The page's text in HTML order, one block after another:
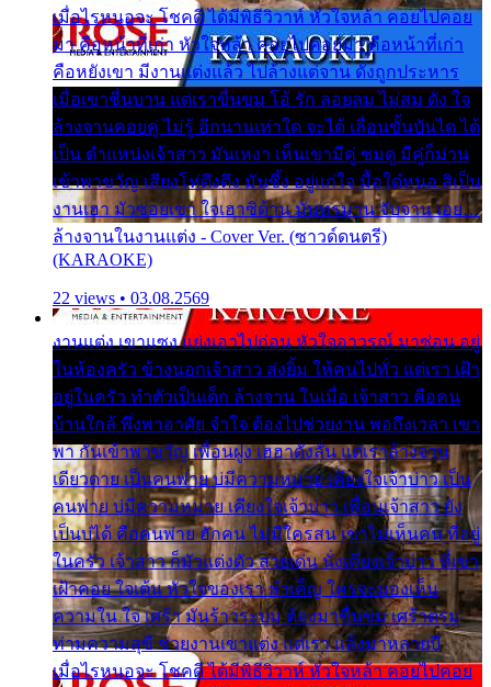
เมื่อไรหนอจะ โชคดี ได้มีพิธีวิวาห์ หัวใจหล้า คอยไปคอย
มา คือหน้าที่เก่า หัวใจหล้า คอยไปคอยมา คือหน้าที่เก่า
คือหยังเขา มีงานแต่งแล้ว ไปล้างแต่จาน ดั่งถูกประหาร
เมื่อเขาชื่นบาน แต่เราขื่นขม โอ้ รัก ลอยลม ไม่สม ดัง ใจ
ล้างจานคอยคู่ ไม่รู้ อีกนานเท่าใด จะได้ เลื่อนขั้นบันได ได้
เป็น ตำแหน่งเจ้าสาว มันเหงา เห็นเขามีคู่ ซมดู มีคู่ก็ม่วน
เข้าพาขวัญ เสียงโห่ตึงตึง มันซึ้ง อยู่แก่ใจ มื้อใด๋หนอ สิเป็น
งานเฮา มัวซอยเขา ใจเฮาซิด้าน มันทรมาน จับจาน เอย…
ล้างจานในงานแต่ง - Cover Ver. (ซาวด์ดนตรี)
(KARAOKE)
22 views • 03.08.2569
งานแต่ง เขาแซง แย่งเอาไปก่อน หัวใจอาวรณ์ มาซ่อน อยู่
ในห้องครัว ข้างนอกเจ้าสาว ส่งยิ้ม ให้คนไปทั่ว แต่เรา เฝ้า
อยู่ในครัว ทำตัวเป็นเด็ก ล้างจาน ในเมื่อ เจ้าสาว คือคน
บ้านใกล้ พึ่งพาอาศัย จำใจ ต้องไปช่วยงาน พอถึงเวลา เขา
พา กันเข้าพาขวัญ เพื่อนฝูง เฮฮาดังลั่น แต่เราล้างจาน
เดียวดาย เป็นคนพ่าย บ่มีความหมาย เคียงใจเจ้าบ่าว เป็น
คนพ่าย บ่มีความหมาย เคียงใจเจ้าบ่าว เพื่อนเจ้าสาว ยัง
เป็นบ่ได้ คือคนพ่าย ฮักคน ไม่มีใครสน เขาไม่เห็นคน ที่อยู่
ในครัว เจ้าสาว ก็มัวแต่งตัว สวยเด่น นั่งเคียงเจ้าบ่าว ที่เขา
เฝ้าคอย ใจเต้น หัวใจของเรา ลำเค็ญ ใครจะมองเห็น
ความใน ใจ เศร้า มันร้าวระบม ต้องมาขื่นขม เศร้าตรม
ท่ามความสุขี ช่วยงานเขาแต่ง แต่เรา แล้งมาหลายปี
เมื่อไรหนอจะ โชคดี ได้มีพิธีวิวาห์ หัวใจหล้า คอยไปคอย